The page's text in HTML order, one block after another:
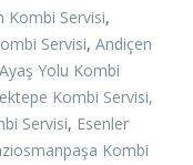
Kombi Servisi,
Servisi, Andiçen
Ayaş Yolu Kombi
Kombi Servisi,
Servisi, Esenler
Kombi